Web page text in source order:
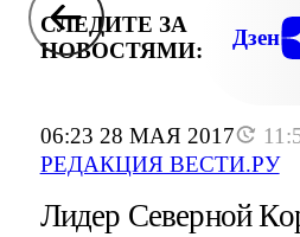
06:23 28 МАЯ 2017
РЕДАКЦИЯ ВЕСТИ.РУ
СЛЕДИТЕ ЗА
НОВОСТЯМИ:
Дзен
Лидер Северной